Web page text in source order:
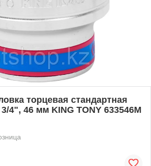
торцевая стандартная
4", 46 мм KING TONY 633546M